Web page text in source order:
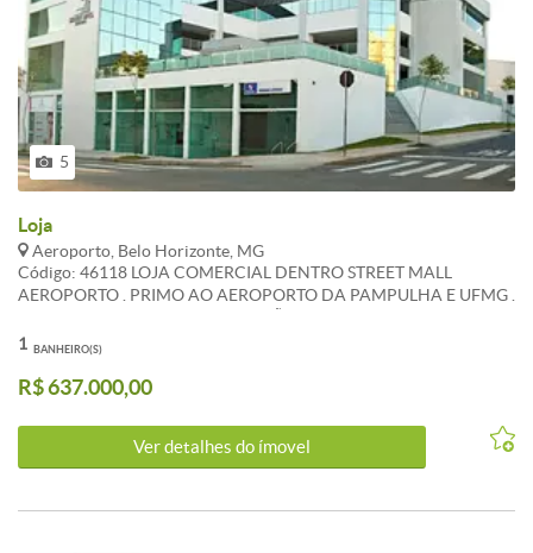
5
Loja
Aeroporto, Belo Horizonte, MG
Código: 46118 LOJA COMERCIAL DENTRO STREET MALL
AEROPORTO . PRIMO AO AEROPORTO DA PAMPULHA E UFMG .
DUPLO . ATUALIZADO EM 01/11/2022 . CARACTERISTICAS:
BANHEIRO(S)
1
R$ 637.000,00
Ver detalhes do ímovel